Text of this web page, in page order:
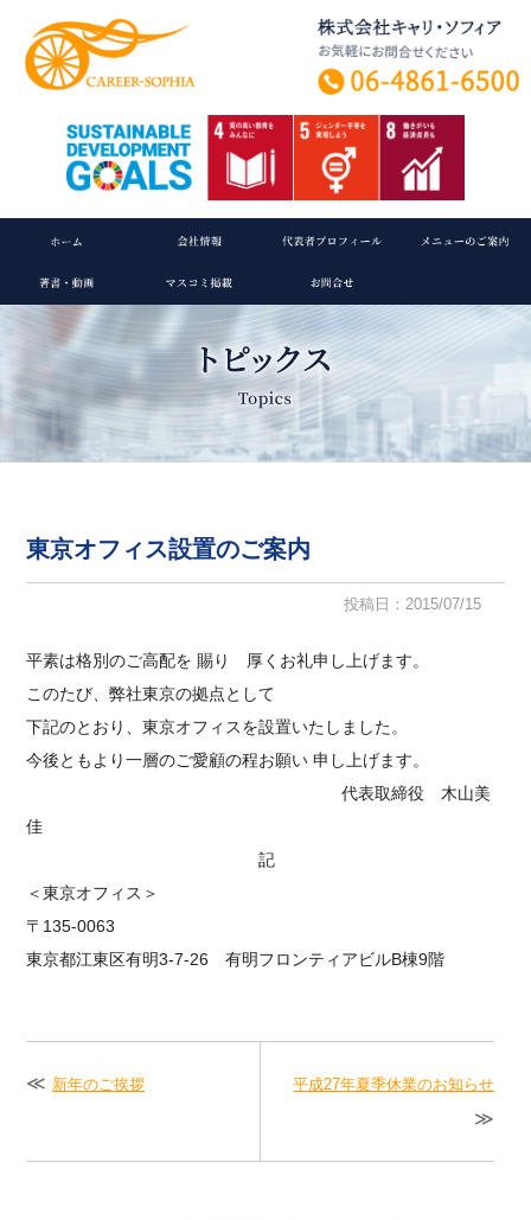
東京オフィス設置のご案内
投稿日：2015/07/15
平素は格別のご高配を 賜り 厚くお礼申し上げます。
このたび、弊社東京の拠点として
下記のとおり、東京オフィスを設置いたしました。
今後ともより一層のご愛顧の程お願い 申し上げます。
代表取締役 木山美
佳
記
＜東京オフィス＞
〒135-0063
東京都江東区有明3-7-26 有明フロンティアビルB棟9階
新年のご挨拶 平成27年夏季休業のお知らせ